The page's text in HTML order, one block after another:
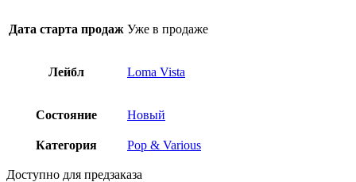
Дата старта продаж Уже в продаже
Лейбл Loma Vista
Состояние Новый
Категория Pop & Various
Доступно для предзаказа